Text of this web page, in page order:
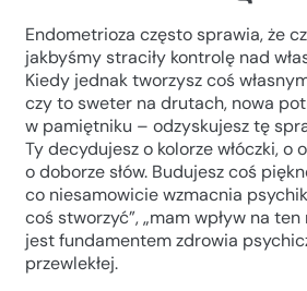
Endometrioza często sprawia, że
jakbyśmy straciły kontrolę nad
Kiedy jednak tworzysz coś
czy to sweter na drutach, nowa
w pamiętniku – odzyskujesz tę
Ty decydujesz o kolorze włóczki, o
o doborze słów. Budujesz coś
co niesamowicie wzmacnia
coś stworzyć”, „mam wpływ na ten
jest fundamentem zdrowia
przewlekłej.